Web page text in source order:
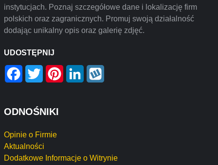
instytucjach. Poznaj szczegółowe dane i lokalizację firm
polskich oraz zagranicznych. Promuj swoją działalność
dodając unikalny opis oraz galerię zdjęć.
UDOSTĘPNIJ
Facebook
Twitter PinterestLinkedIn
ODNOŚNIKI
Opinie o Firmie
Aktualności
Dodatkowe Informacje o Witrynie